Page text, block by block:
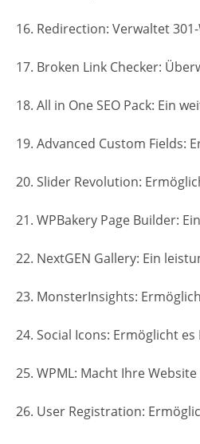
16. Redirection: Verwaltet
17. Broken Link Checker:
18. All in One SEO Pack: Ein
19. Advanced Custom Fields:
20. Slider Revolution:
21. WPBakery Page Builder:
22. NextGEN Gallery: Ein
23. MonsterInsights:
24. Social Icons: Ermöglicht
25. WPML: Macht Ihre
26. User Registration: